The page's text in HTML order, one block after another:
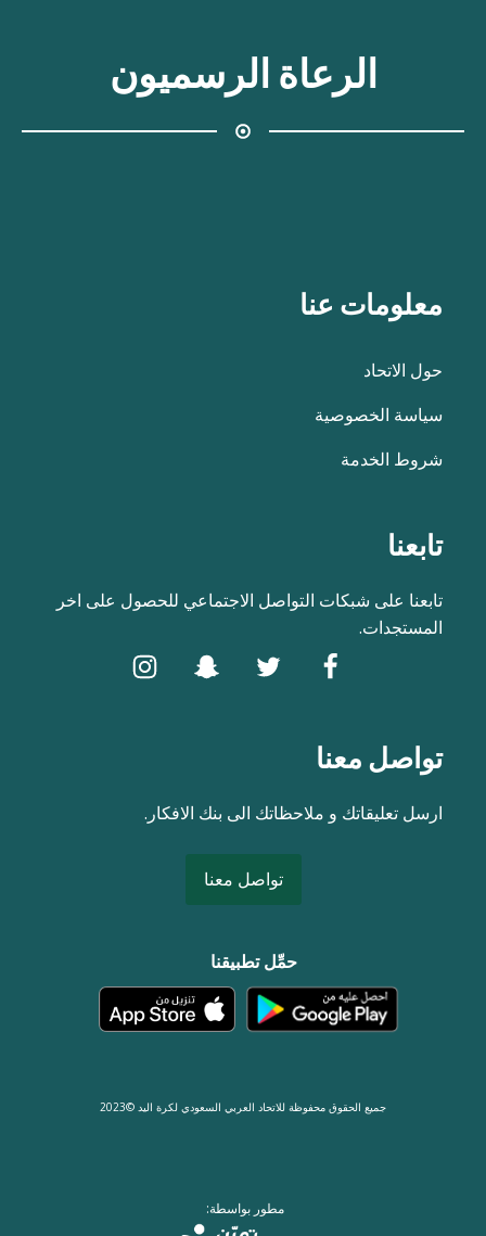
الرعاة الرسميون
معلومات عنا
حول الاتحاد
سياسة الخصوصية
شروط الخدمة
تابعنا
تابعنا على شبكات التواصل الاجتماعي للحصول على اخر
المستجدات.
تواصل معنا
ارسل تعليقاتك و ملاحظاتك الى بنك الافكار.
تواصل معنا
حمِّل تطبيقنا
جميع الحقوق محفوظة للاتحاد العربي السعودي لكرة اليد ©2023
مطور بواسطة: